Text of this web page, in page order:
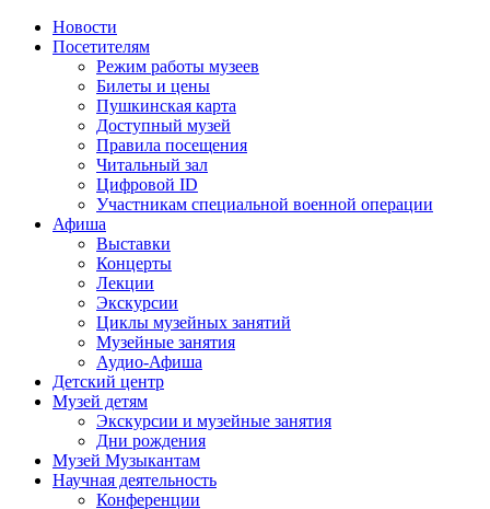
Новости
Посетителям
Режим работы музеев
Билеты и цены
Пушкинская карта
Доступный музей
Правила посещения
Читальный зал
Цифровой ID
Участникам специальной военной операции
Афиша
Выставки
Концерты
Лекции
Экскурсии
Циклы музейных занятий
Музейные занятия
Аудио-Афиша
Детский центр
Музей детям
Экскурсии и музейные занятия
Дни рождения
Музей Музыкантам
Научная деятельность
Конференции